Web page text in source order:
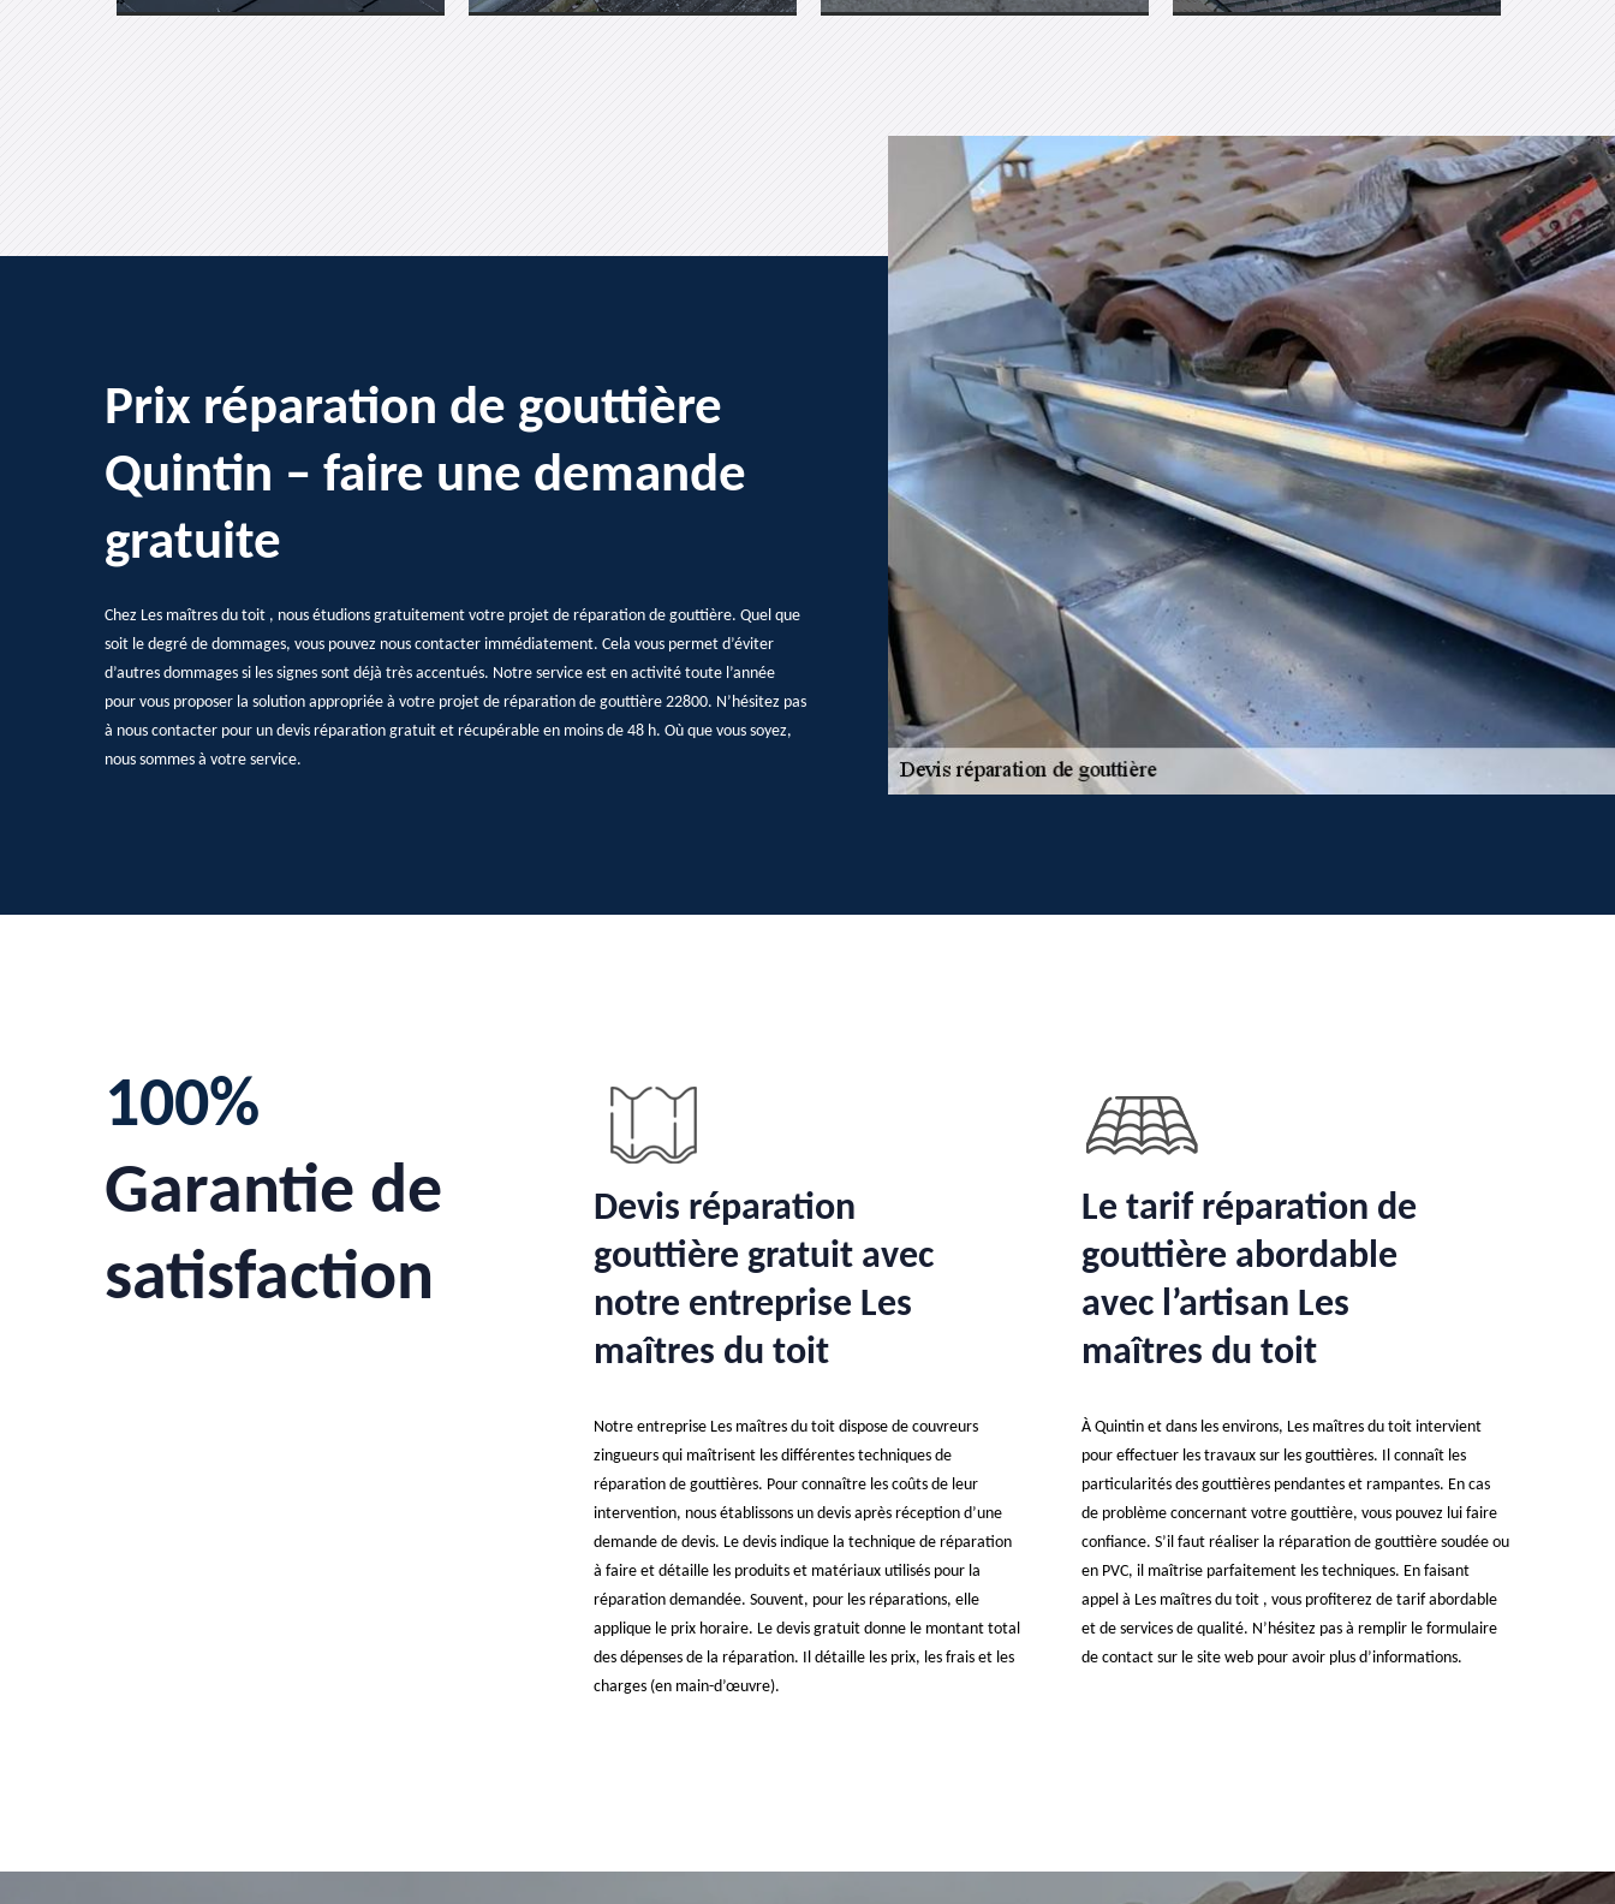
Prix réparation de gouttière
Quintin – faire une demande
gratuite
Chez Les maîtres du toit , nous étudions gratuitement votre projet de réparation de gouttière. Quel que
soit le degré de dommages, vous pouvez nous contacter immédiatement. Cela vous permet d’éviter
d’autres dommages si les signes sont déjà très accentués. Notre service est en activité toute l’année
pour vous proposer la solution appropriée à votre projet de réparation de gouttière 22800. N’hésitez pas
à nous contacter pour un devis réparation gratuit et récupérable en moins de 48 h. Où que vous soyez,
nous sommes à votre service.
100%
Garantie de
satisfaction
Devis réparation
gouttière gratuit avec
notre entreprise Les
maîtres du toit
Notre entreprise Les maîtres du toit dispose de couvreurs
zingueurs qui maîtrisent les différentes techniques de
réparation de gouttières. Pour connaître les coûts de leur
intervention, nous établissons un devis après réception d’une
demande de devis. Le devis indique la technique de réparation
à faire et détaille les produits et matériaux utilisés pour la
réparation demandée. Souvent, pour les réparations, elle
applique le prix horaire. Le devis gratuit donne le montant total
des dépenses de la réparation. Il détaille les prix, les frais et les
charges (en main-d’œuvre).
Le tarif réparation de
gouttière abordable
avec l’artisan Les
maîtres du toit
À Quintin et dans les environs, Les maîtres du toit intervient
pour effectuer les travaux sur les gouttières. Il connaît les
particularités des gouttières pendantes et rampantes. En cas
de problème concernant votre gouttière, vous pouvez lui faire
confiance. S’il faut réaliser la réparation de gouttière soudée ou
en PVC, il maîtrise parfaitement les techniques. En faisant
appel à Les maîtres du toit , vous profiterez de tarif abordable
et de services de qualité. N’hésitez pas à remplir le formulaire
de contact sur le site web pour avoir plus d’informations.